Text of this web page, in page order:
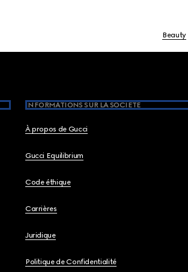
Beauty
INFORMATIONS SUR LA SOCIETE
À propos de Gucci
Gucci Equilibrium
Code éthique
Carrières
Juridique
Politique de Confidentialité